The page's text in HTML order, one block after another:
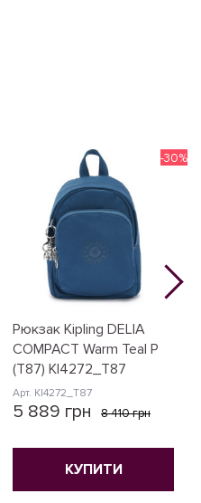
Рюкзак Kipling DELIA
COMPACT Warm Teal P
(T87) KI4272_T87
Арт. KI4272_T87
-30%
5 889 грн 8 410 грн
КУПИТИ